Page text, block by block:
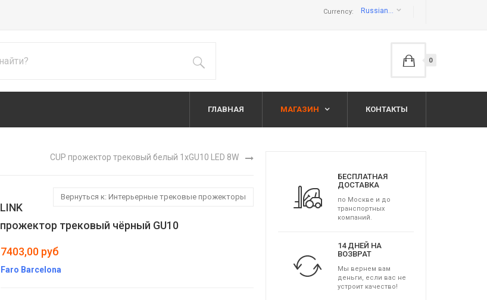
Currency: Russian ruble руб
0
ГЛАВНАЯ МАГАЗИН КОНТАКТЫ
CUP прожектор трековый белый 1xGU10 LED 8W
Вернуться к: Интерьерные трековые прожекторы
LINK
прожектор трековый чёрный GU10
7403,00 руб
Faro Barcelona
БЕСПЛАТНАЯ
ДОСТАВКА
по Москве и до
транспортных
компаний.
14 ДНЕЙ НА
ВОЗВРАТ
Мы вернем вам
деньги, если вас не
устроит качество!